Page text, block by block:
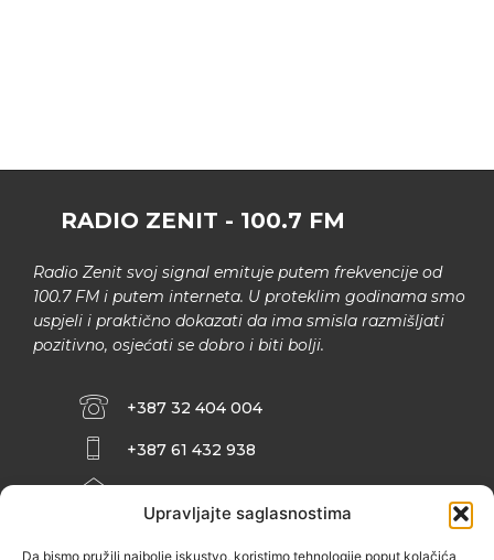
Upravljajte saglasnostima
Da bismo pružili najbolje iskustvo, koristimo tehnologije poput kolačića
RADIO ZENIT - 100.7 FM
Radio Zenit svoj signal emituje putem frekvencije od
100.7 FM i putem interneta. U proteklim godinama smo
uspjeli i praktično dokazati da ima smisla razmišljati
pozitivno, osjećati se dobro i biti bolji.
+387 32 404 004
+387 61 432 938
INFO@ZENIT.BA
ZENIČANKA, 3. SPRAT), 72000 ZENICA